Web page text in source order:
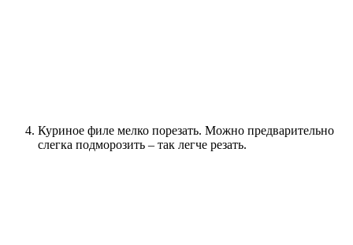
Куриное филе мелко порезать. Можно предварительно
слегка подморозить – так легче резать.